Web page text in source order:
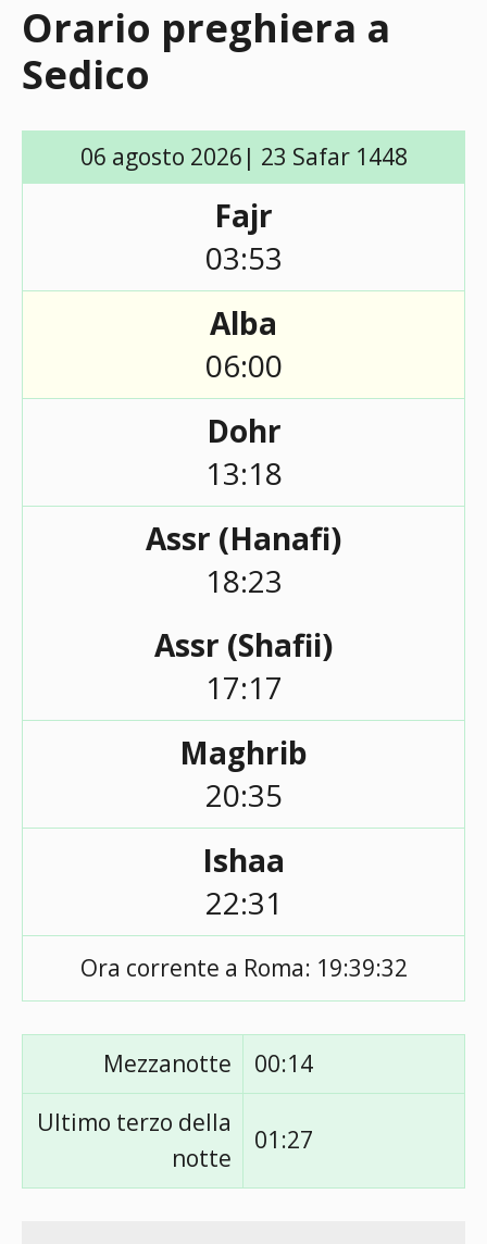
Orario preghiera a
Sedico
06 agosto 2026| 23 Safar 1448
Fajr
03:53
Alba
06:00
Dohr
13:18
Assr (Hanafi)
18:23
Assr (Shafii)
17:17
Maghrib
20:35
Ishaa
22:31
Ora corrente a Roma: 19:39:32
Mezzanotte
00:14
Ultimo terzo della
notte
01:27